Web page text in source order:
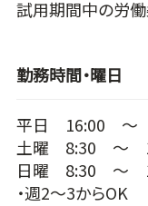
試用期間中の労働
勤務時間・曜日
平日 16:00 ～
土曜 8:30 ～
日曜 8:30 ～
・週2～3からOK